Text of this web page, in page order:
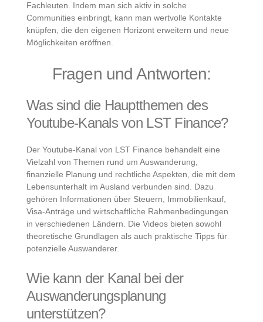
Fachleuten. Indem man sich aktiv in solche
Communities einbringt, kann man wertvolle Kontakte
knüpfen, die den eigenen Horizont erweitern und neue
Möglichkeiten eröffnen.
Fragen und Antworten:
Was sind die Hauptthemen des
Youtube-Kanals von LST Finance?
Der Youtube-Kanal von LST Finance behandelt eine
Vielzahl von Themen rund um Auswanderung,
finanzielle Planung und rechtliche Aspekten, die mit dem
Lebensunterhalt im Ausland verbunden sind. Dazu
gehören Informationen über Steuern, Immobilienkauf,
Visa-Anträge und wirtschaftliche Rahmenbedingungen
in verschiedenen Ländern. Die Videos bieten sowohl
theoretische Grundlagen als auch praktische Tipps für
potenzielle Auswanderer.
Wie kann der Kanal bei der
Auswanderungsplanung
unterstützen?